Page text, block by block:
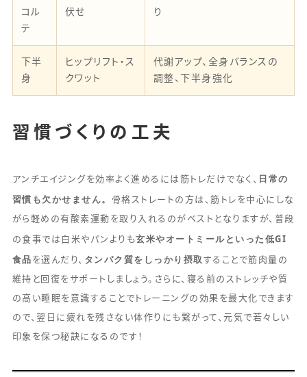
コル
テ
伏せ
り
下半
身
ヒップリフト・ス
クワット
代謝アップ、全身バランスの
調整、下半身強化
習慣づくりの工夫
アンチエイジングを効率よく進めるには筋トレだけでなく、 日常の
習慣も欠かせません。
骨格ストレートの方は、筋トレを中心にしな
がら軽めの有酸素運動を取り入れるのがベストとなりますが、普段
の食事では白米やパンよりも玄米やオートミールといった低GI
食品 を選んだり、 タンパク質をしっかり摂取 することで筋肉量の
維持と回復をサポートしましょう。さらに、寝る前のストレッチや質
の高い睡眠を意識することでトレーニングの効果を最大化できます
ので、翌日に疲れを残さない体作りにも繋がって、元気で若々しい
印象を保つ秘訣になるのです！